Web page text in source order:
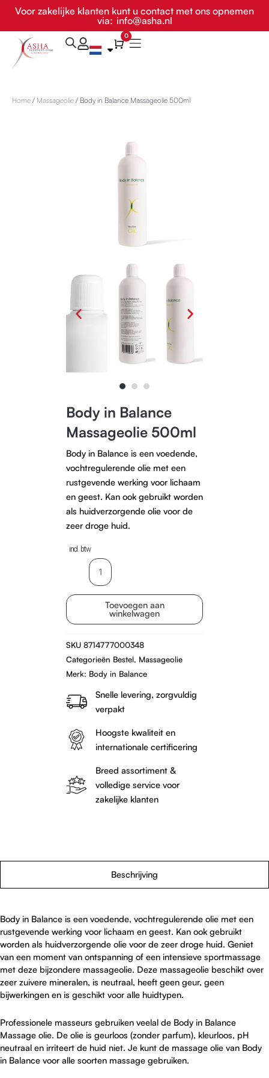
de
inhoud
Voor zakelijke klanten kunt u contact met ons opnemen
via: info@asha.nl
Winkelwagen
0
Home / Massageolie / Body in Balance Massageolie 500ml
Body in Balance
Massageolie 500ml
Body in Balance is een voedende,
vochtregulerende olie met een
rustgevende werking voor lichaam
en geest. Kan ook gebruikt worden
als huidverzorgende olie voor de
zeer droge huid.
incl. btw
Balance
Massageolie
500ml
Toevoegen aan
winkelwagen
SKU 8714777000348
Categorieën Bestel, Massageolie
Merk: Body in Balance
Snelle levering, zorgvuldig
verpakt
Hoogste kwaliteit en
internationale certificering
Breed assortiment &
volledige service voor
zakelijke klanten
Beschrijving
Body in Balance is een voedende, vochtregulerende olie met een
rustgevende werking voor lichaam en geest. Kan ook gebruikt
worden als huidverzorgende olie voor de zeer droge huid. Geniet
van een moment van ontspanning of een intensieve sportmassage
met deze bijzondere massageolie. Deze massageolie beschikt over
zeer zuivere mineralen, is neutraal, heeft geen geur, geen
bijwerkingen en is geschikt voor alle huidtypen.
Professionele masseurs gebruiken veelal de Body in Balance
Massage olie. De olie is geurloos (zonder parfum), kleurloos, pH
neutraal en irriteert de huid niet. Je kunt de massage olie van Body
in Balance voor alle soorten massage gebruiken.